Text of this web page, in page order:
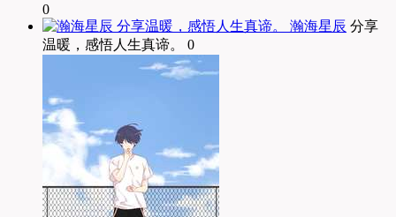
0
瀚海星辰 分享
温暖，感悟人生真谛。 0